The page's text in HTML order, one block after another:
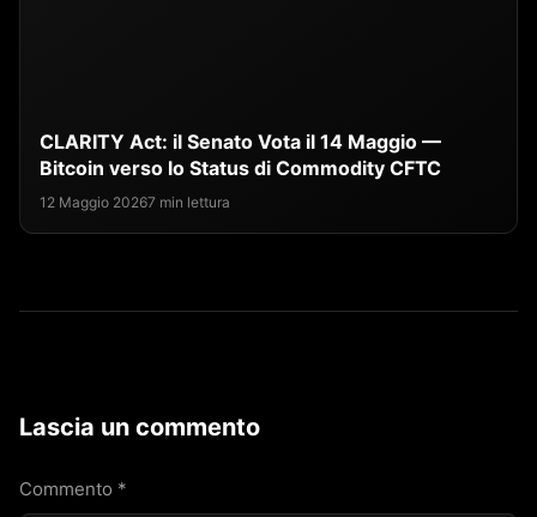
CLARITY Act: il Senato Vota il 14 Maggio —
Bitcoin verso lo Status di Commodity CFTC
12 Maggio 20267 min lettura
Lascia un commento
Commento *